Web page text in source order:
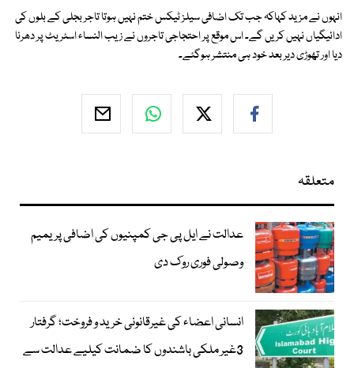
انہوں نے مزید کہاکہ جب تک اضافی سیلز ٹیکس ختم نہیں ہوتا تاجر بجلی کے بلوں کی
ادائیگیاں نہیں کریں گے۔ اس موقع پر احتجاجی تاجروں نے زیب النساء اسٹریٹ پر دھرنا
دیا اور تھوڑی دیر بعد خود ہی منتشر ہوگئے۔
متعلقہ
عدالت نے ایل پی جی کمپنیوں کی اضافی پریمیم
وصولی فوری روک دی
انسانی اعضاء کی غیرقانونی خرید و فروخت؛ گرفتار
3غیر ملکی باشندوں کا ضمانت کیلیے عدالت سے